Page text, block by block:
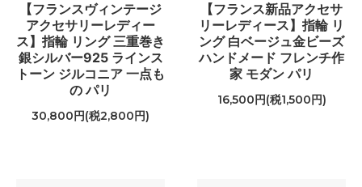
【フランスヴィンテージ
アクセサリーレディー
ス】指輪 リング 三重巻き
銀シルバー925 ラインス
トーン ジルコニア 一点も
の パリ
30,800円(税2,800円)
【フランス新品アクセサ
リーレディース】指輪 リ
ング 白ベージュ金ビーズ
ハンドメード フレンチ作
家 モダン パリ
16,500円(税1,500円)